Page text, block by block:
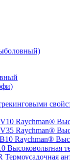
Высоковольтная
Термоусадочная